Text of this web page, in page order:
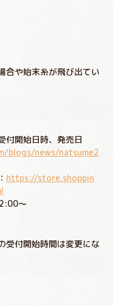
合や始末糸が飛び出てい
付開始日時、発売日
blogs/news/natsume2
https://store.shoppin
～
付開始時間は変更にな